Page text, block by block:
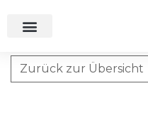
Zurück zur Übersicht